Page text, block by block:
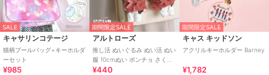
SALE
キャサリンコテージ
猫柄プールバッグ+キーホルダ
ーセット
¥985
期間限定SALE
アルトローズ
推し活 ぬいぐるみ ぬい活 ぬい
服 10cmぬい ポンチョ さくら
んぼ チェリー キーホルダー
¥440
期間限定SALE
キャス キッドソン
アクリルキーホルダー Barney
¥1,782